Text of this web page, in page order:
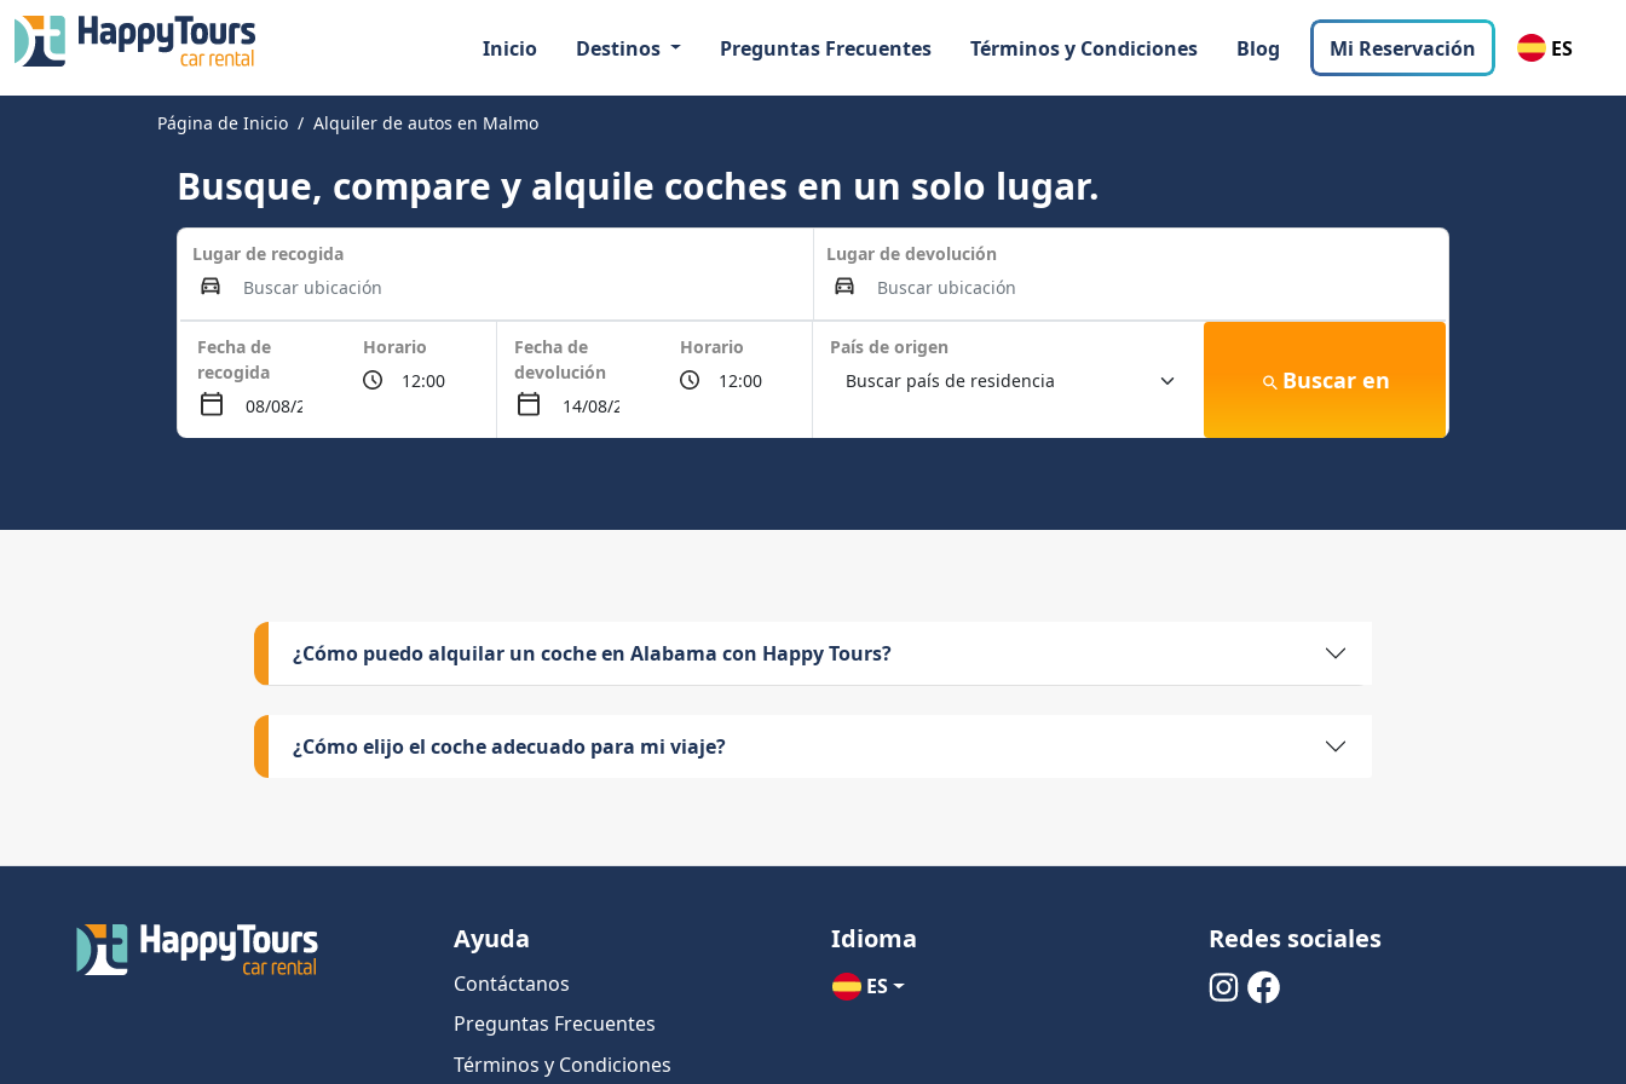
Inicio Destinos Preguntas Frecuentes Términos y Condiciones Blog Mi Reservación ES
Página de Inicio Alquiler de autos en Malmo
Busque, compare y alquile coches en un solo lugar.
Lugar de recogida Lugar de devolución
Fecha de
recogida
Horario
Fecha de
devolución
Horario País de origen
Buscar en
¿Cómo puedo alquilar un coche en Alabama con Happy Tours?
¿Cómo elijo el coche adecuado para mi viaje?
Ayuda
Contáctanos
Preguntas Frecuentes
Términos y Condiciones
Idioma
ES
Redes sociales